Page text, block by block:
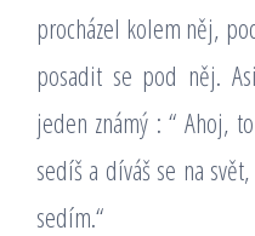
procházel kolem něj,
posadit se pod něj.
jeden známý : “ Ahoj,
sedíš a díváš se na
sedím.“